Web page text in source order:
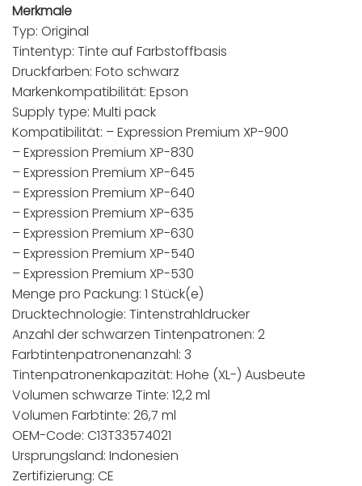
Merkmale
Typ: Original
Tintentyp: Tinte auf Farbstoffbasis
Druckfarben: Foto schwarz
Markenkompatibilität: Epson
Supply type: Multi pack
Kompatibilität: – Expression Premium XP-900
– Expression Premium XP-830
– Expression Premium XP-645
– Expression Premium XP-640
– Expression Premium XP-635
– Expression Premium XP-630
– Expression Premium XP-540
– Expression Premium XP-530
Menge pro Packung: 1 Stück(e)
Drucktechnologie: Tintenstrahldrucker
Anzahl der schwarzen Tintenpatronen: 2
Farbtintenpatronenanzahl: 3
Tintenpatronenkapazität: Hohe (XL-) Ausbeute
Volumen schwarze Tinte: 12,2 ml
Volumen Farbtinte: 26,7 ml
OEM-Code: C13T33574021
Ursprungsland: Indonesien
Zertifizierung: CE